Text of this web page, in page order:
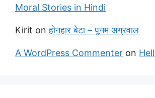
Moral Stories in Hindi
Kirit onहोनहार बेटा – पूनम अग्रवाल
A WordPress Commenter on